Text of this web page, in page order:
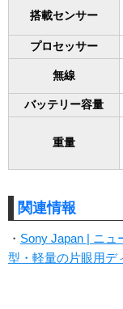
搭載センサー
プロセッサー
無線
バッテリー容量
重量
関連情報
・ Sony Japan | ニュ
型・軽量の片眼用デ